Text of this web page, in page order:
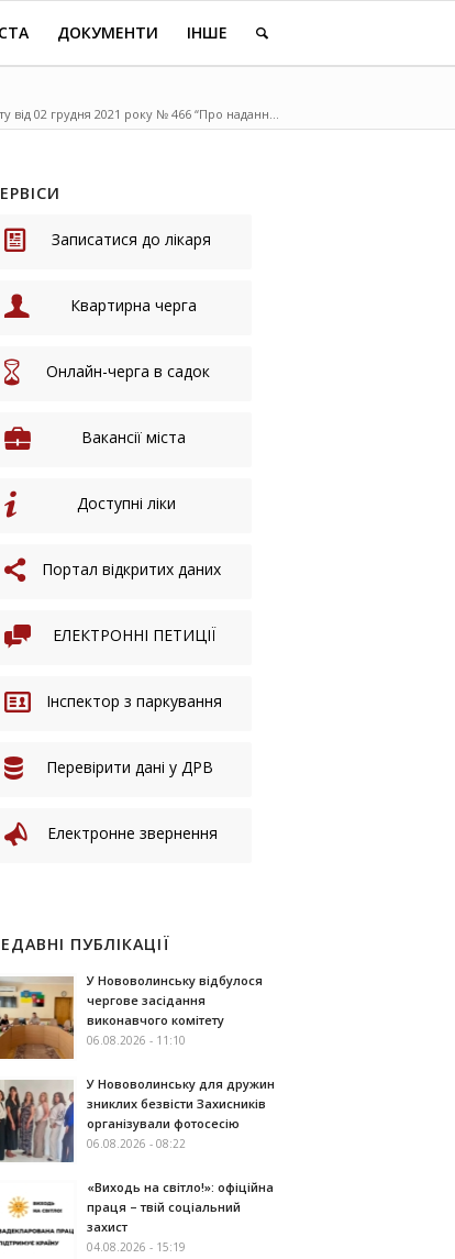
ДОКУМЕНТИ ІНШЕ
від 02 грудня 2021 року № 466 “Про наданн...
Записатися до лікаря
Квартирна черга
Онлайн-черга в садок
Вакансії міста
Доступні ліки
Портал відкритих даних
ЕЛЕКТРОННІ ПЕТИЦІЇ
Інспектор з паркування
Перевірити дані у ДРВ
Електронне звернення
ПУБЛІКАЦІЇ
У Нововолинську відбулося
чергове засідання
виконавчого комітету
06.08.2026 - 11:10
У Нововолинську для дружин
зниклих безвісти Захисників
організували фотосесію
06.08.2026 - 08:22
«Виходь на світло!»: офіційна
праця – твій соціальний
захист
04.08.2026 - 15:19